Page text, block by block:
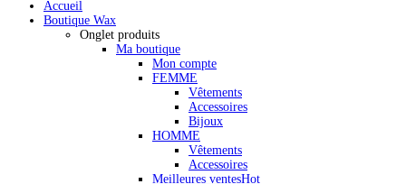
Accueil
Boutique Wax
Onglet produits
Ma boutique
Mon compte
FEMME
Vêtements
Accessoires
Bijoux
HOMME
Vêtements
Accessoires
Meilleures ventesHot